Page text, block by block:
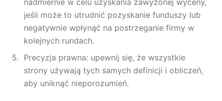
nadmiernie w celu uzyskania zawyżonej wyceny,
jeśli może to utrudnić pozyskanie funduszy lub
negatywnie wpłynąć na postrzeganie firmy w
kolejnych rundach.
Precyzja prawna: upewnij się, że wszystkie
strony używają tych samych definicji i obliczeń,
aby uniknąć nieporozumień.